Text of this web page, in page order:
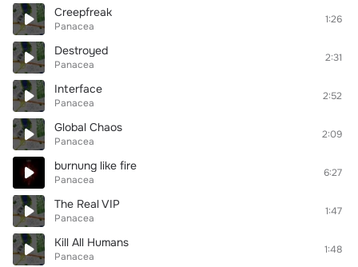
Creepfreak
Panacea
1:26
Destroyed
Panacea
2:31
Interface
Panacea
2:52
Global Chaos
Panacea
2:09
burnung like fire
Panacea
6:27
The Real VIP
Panacea
1:47
Kill All Humans
Panacea
1:48